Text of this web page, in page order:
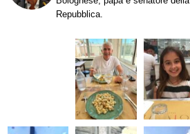
Repubblica.